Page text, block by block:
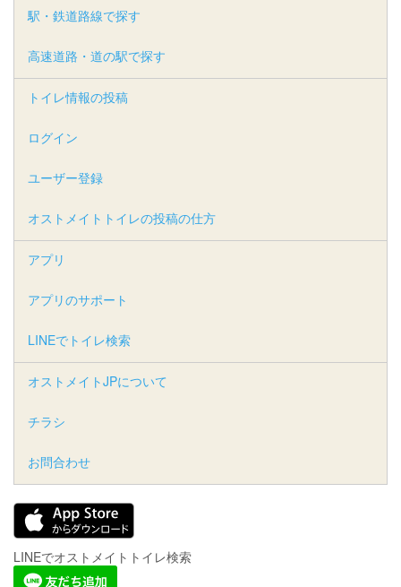
駅・鉄道路線で探す
高速道路・道の駅で探す
トイレ情報の投稿
ログイン
ユーザー登録
オストメイトトイレの投稿の仕方
アプリ
アプリのサポート
LINEでトイレ検索
オストメイトJPについて
チラシ
お問合わせ
LINEでオストメイトトイレ検索